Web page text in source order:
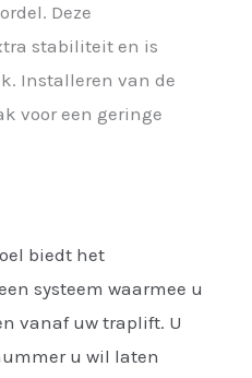
Deze
stabiliteit en is
Installeren van de
voor een geringe
biedt het
systeem waarmee u
vanaf uw traplift. U
u wil laten